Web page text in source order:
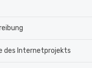
des Internetprojekts